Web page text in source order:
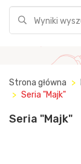
Strona główna
Seria "Majk"
Seria "Majk"